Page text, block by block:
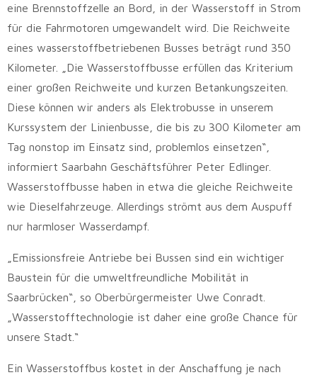
eine Brennstoffzelle an Bord, in der Wasserstoff in Strom
für die Fahrmotoren umgewandelt wird. Die Reichweite
eines wasserstoffbetriebenen Busses beträgt rund 350
Kilometer. „Die Wasserstoffbusse erfüllen das Kriterium
einer großen Reichweite und kurzen Betankungszeiten.
Diese können wir anders als Elektrobusse in unserem
Kurssystem der Linienbusse, die bis zu 300 Kilometer am
Tag nonstop im Einsatz sind, problemlos einsetzen“,
informiert Saarbahn Geschäftsführer Peter Edlinger.
Wasserstoffbusse haben in etwa die gleiche Reichweite
wie Dieselfahrzeuge. Allerdings strömt aus dem Auspuff
nur harmloser Wasserdampf.
„Emissionsfreie Antriebe bei Bussen sind ein wichtiger
Baustein für die umweltfreundliche Mobilität in
Saarbrücken“, so Oberbürgermeister Uwe Conradt.
„Wasserstofftechnologie ist daher eine große Chance für
unsere Stadt.“
Ein Wasserstoffbus kostet in der Anschaffung je nach